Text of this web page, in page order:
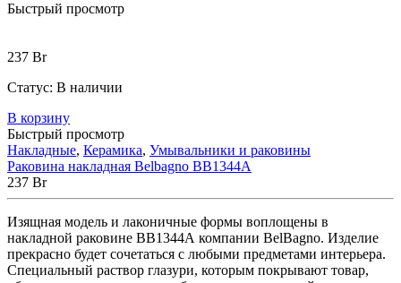
Быстрый просмотр
237 Br
Статус: В наличии
В корзину
Быстрый просмотр
Накладные, Керамика, Умывальники и раковины
Раковина накладная Belbagno BB1344A
237 Br
Изящная модель и лаконичные формы воплощены в
накладной раковине ВВ1344А компании BelBagno. Изделие
прекрасно будет сочетаться с любыми предметами интерьера.
Специальный раствор глазури, которым покрывают товар,